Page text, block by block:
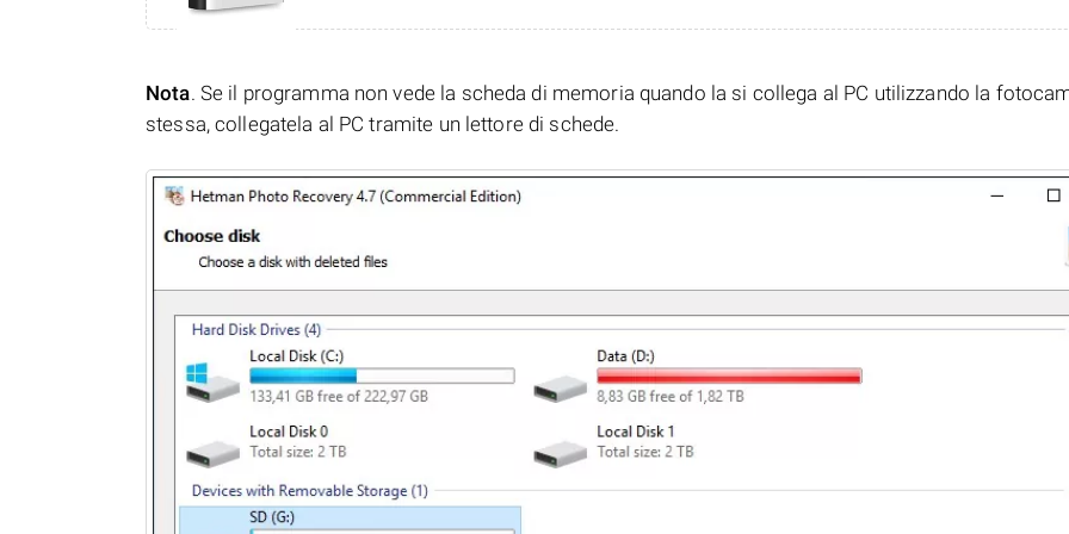
Nota. Se il programma non vede la scheda di memoria quando la si collega al PC utilizzando la
stessa, collegatela al PC tramite un lettore di schede.